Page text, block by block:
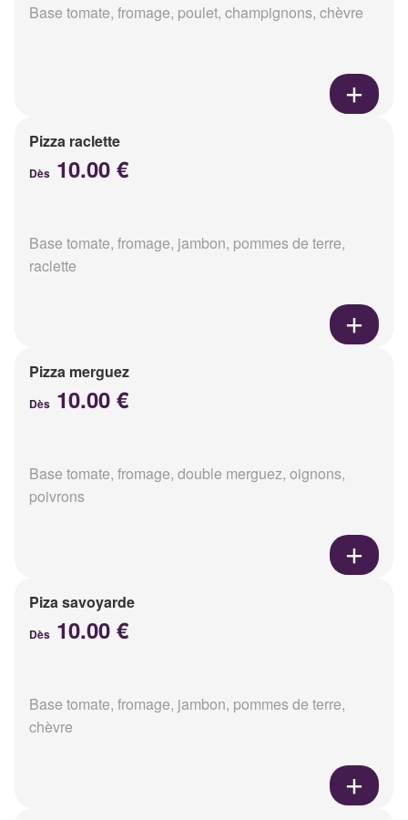
Base tomate, fromage, poulet, champignons, chèvre
Pizza raclette
Dès 10.00 €
Base tomate, fromage, jambon, pommes de terre,
raclette
Pizza merguez
Dès 10.00 €
Base tomate, fromage, double merguez, oignons,
poivrons
Piza savoyarde
Dès 10.00 €
Base tomate, fromage, jambon, pommes de terre,
chèvre